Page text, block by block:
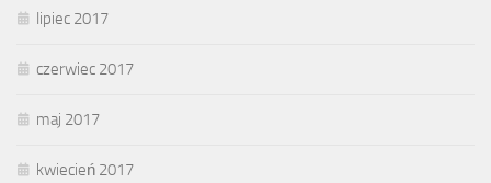
lipiec 2017
czerwiec 2017
maj 2017
kwiecień 2017